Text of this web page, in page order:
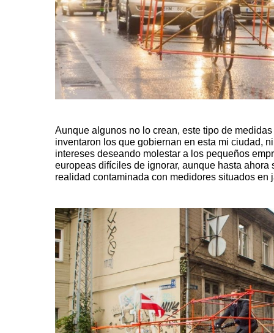
Aunque algunos no lo crean, este tipo de
inventaron los que gobiernan en esta mi ciudad,
intereses deseando molestar a los pequeños
europeas difíciles de ignorar, aunque hasta ahora
realidad contaminada con medidores situados en